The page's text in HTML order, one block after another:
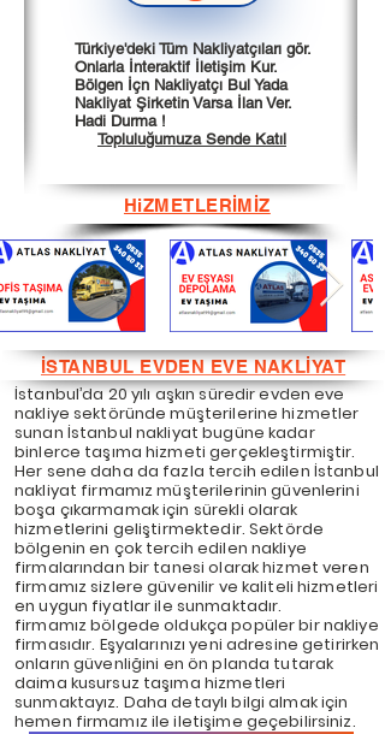
Türkiye'deki Tüm Nakliyatçıları gör.
Onlarla İnteraktif İletişim Kur.
Bölgen İçn Nakliyatçı Bul Yada
Nakliyat Şirketin Varsa İlan Ver.
Hadi Durma !
Topluluğumuza Sende Katıl
İSTANBUL EVDEN EVE NAKLİYAT
HiZMETLERİMİZ
İstanbul’da 20 yılı aşkın süredir evden eve
nakliye sektöründe müşterilerine hizmetler
sunan İstanbul nakliyat bugüne kadar
binlerce taşıma hizmeti gerçekleştirmiştir.
Her sene daha da fazla tercih edilen İstanbul
nakliyat firmamız müşterilerinin güvenlerini
boşa çıkarmamak için sürekli olarak
hizmetlerini geliştirmektedir. Sektörde
bölgenin en çok tercih edilen nakliye
firmalarından bir tanesi olarak hizmet veren
firmamız sizlere güvenilir ve kaliteli hizmetleri
en uygun fiyatlar ile sunmaktadır.
firmamız bölgede oldukça popüler bir nakliye
firmasıdır. Eşyalarınızı yeni adresine getirirken
onların güvenliğini en ön planda tutarak
daima kusursuz taşıma hizmetleri
sunmaktayız. Daha detaylı bilgi almak için
hemen firmamız ile iletişime geçebilirsiniz.